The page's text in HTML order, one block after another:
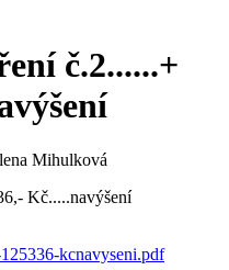
č.2......+
Mihulková
Kč.....navýšení
kcnavyseni.pdf